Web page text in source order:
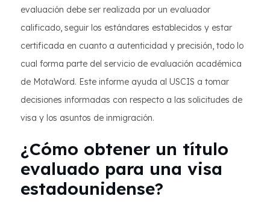
evaluación debe ser realizada por un evaluador
calificado, seguir los estándares establecidos y estar
certificada en cuanto a autenticidad y precisión, todo lo
cual forma parte del servicio de evaluación académica
de MotaWord. Este informe ayuda al USCIS a tomar
decisiones informadas con respecto a las solicitudes de
visa y los asuntos de inmigración.
¿Cómo obtener un título
evaluado para una visa
estadounidense?